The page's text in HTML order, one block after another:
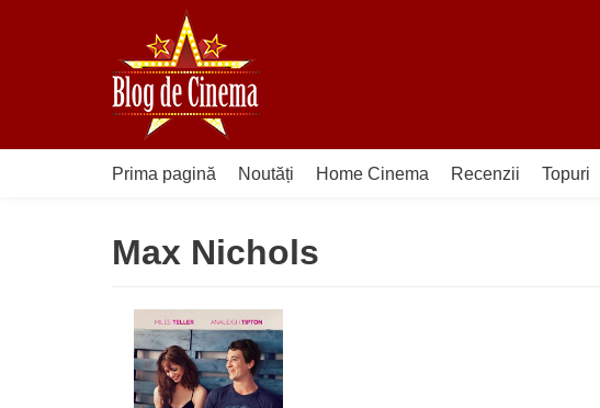
Prima pagină Noutăți Home Cinema Recenzii Topuri
Max Nichols